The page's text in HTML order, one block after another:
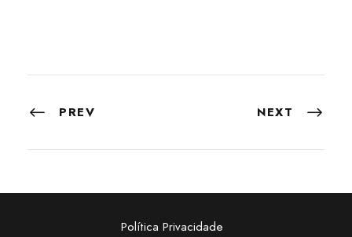
PREV NEXT
Política Privacidade